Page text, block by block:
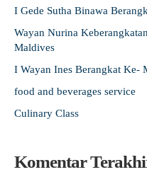
I Gede Sutha Binawa
Wayan Nurina
Maldives
I Wayan Ines Berangkat Ke-
food and beverages service
Culinary Class
Komentar